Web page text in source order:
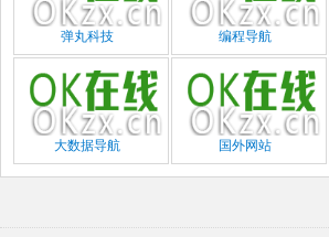
弹丸科技 编程导航
大数据导航 国外网站